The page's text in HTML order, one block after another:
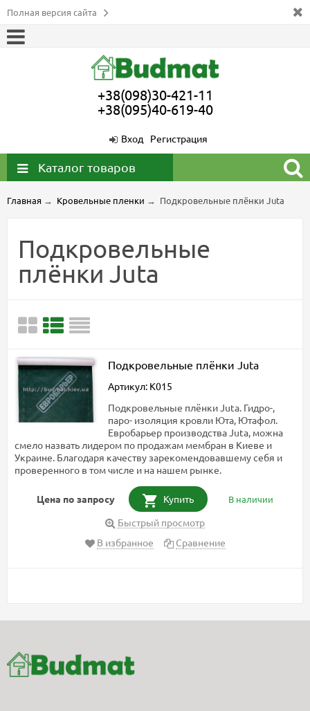
Полная версия сайта
+38(098)30-421-11
+38(095)40-619-40
Вход Регистрация
Каталог товаров
Главная → Кровельные пленки → Подкровельные плёнки Juta
Подкровельные
плёнки Juta
Подкровельные плёнки Juta
Артикул: K015
Подкровельные плёнки Juta. Гидро-,
паро- изоляция кровли Юта, Ютафол.
Евробарьер производства Juta, можна
смело назвать лидером по продажам мембран в Киеве и
Украине. Благодаря качеству зарекомендовавшему себя и
проверенного в том числе и на нашем рынке.
Цена по запросу Купить В наличии
Быстрый просмотр
В избранное
Сравнение